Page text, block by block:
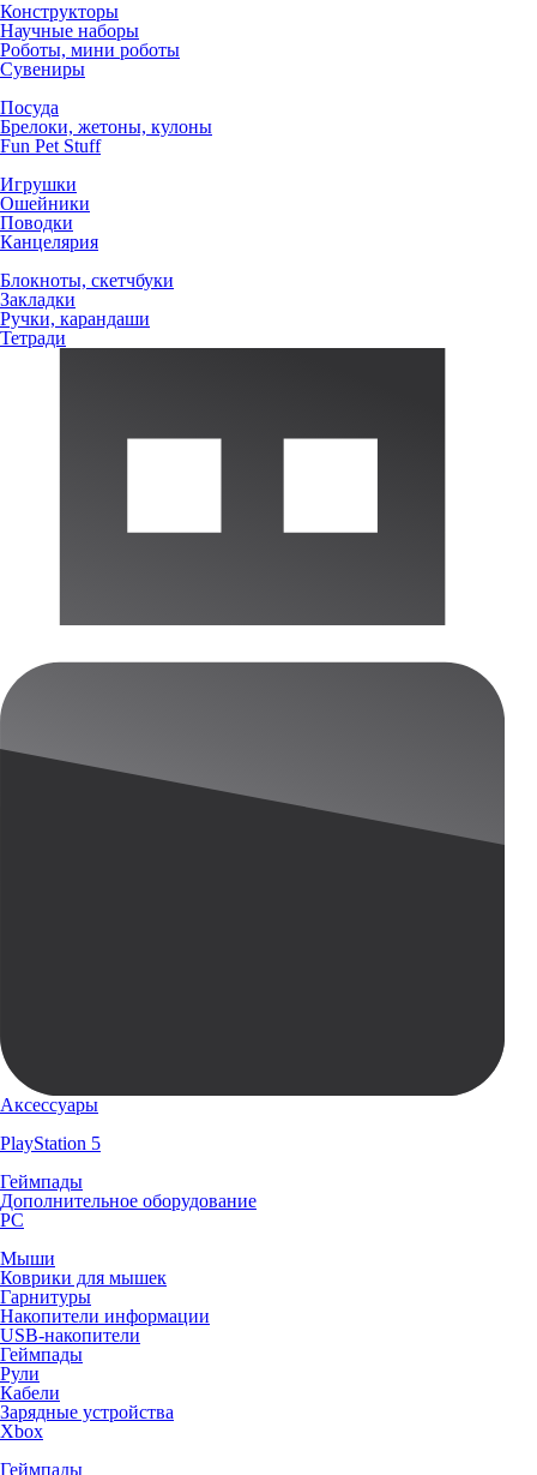
Конструкторы
Научные наборы
Роботы, мини роботы
Сувениры
Посуда
Брелоки, жетоны, кулоны
Fun Pet Stuff
Игрушки
Ошейники
Поводки
Канцелярия
Блокноты, скетчбуки
Закладки
Ручки, карандаши
Тетради
Аксессуары
PlayStation 5
Геймпады
Дополнительное оборудование
PC
Мыши
Коврики для мышек
Гарнитуры
Накопители информации
USB-накопители
Геймпады
Рули
Кабели
Зарядные устройства
Xbox
Геймпады